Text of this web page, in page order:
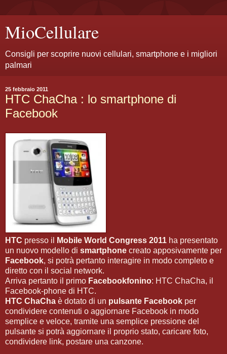
MioCellulare
Consigli per scoprire nuovi cellulari, smartphone e i migliori
palmari
25 febbraio 2011
HTC ChaCha : lo smartphone di
Facebook
HTC presso il Mobile World Congress 2011 ha presentato
un nuovo modello di smartphone creato apposivamente per
Facebook, si potrà pertanto interagire in modo completo e
diretto con il social network.
Arriva pertanto il primo Facebookfonino: HTC ChaCha, il
Facebook-phone di HTC.
HTC ChaCha è dotato di un pulsante Facebook per
condividere contenuti o aggiornare Facebook in modo
semplice e veloce, tramite una semplice pressione del
pulsante si potrà aggiornare il proprio stato, caricare foto,
condividere link, postare una canzone.